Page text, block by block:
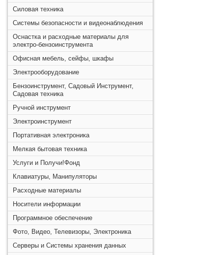
Силовая техника
Системы безопасности и видеонаблюдения
Оснастка и расходные материалы для
электро-бензоинструмента
Офисная мебель, сейфы, шкафы
Электрооборудование
Бензоинструмент, Садовый Инструмент,
Садовая техника
Ручной инструмент
Электроинструмент
Портативная электроника
Мелкая бытовая техника
Услуги и Получи!Фонд
Клавиатуры, Манипуляторы
Расходные материалы
Носители информации
Программное обеспечение
Фото, Видео, Телевизоры, Электроника
Серверы и Системы хранения данных